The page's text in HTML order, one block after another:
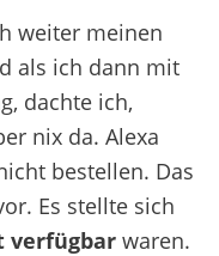
weiter meinen
als ich dann mit
dachte ich,
nix da. Alexa
bestellen. Das
Es stellte sich
verfügbarwaren.